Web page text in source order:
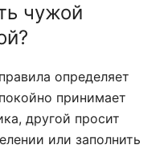
чужой
определяет
принимает
другой просит
или заполнить